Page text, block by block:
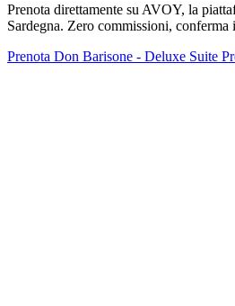
Prenota direttamente su AVOY, la
Sardegna. Zero commissioni, conferma
Prenota Don Barisone - Deluxe Suite